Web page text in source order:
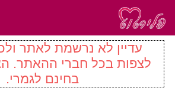
עדיין לא נרשמת לאתר
לצפות בכל חברי ההאתר.
בחינם לגמרי.